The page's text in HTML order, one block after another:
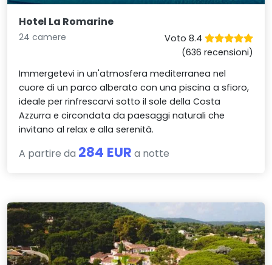
Hotel La Romarine
24 camere
Voto 8.4
(636 recensioni)
Immergetevi in un'atmosfera mediterranea nel
cuore di un parco alberato con una piscina a sfioro,
ideale per rinfrescarvi sotto il sole della Costa
Azzurra e circondata da paesaggi naturali che
invitano al relax e alla serenità.
A partire da 284 EUR a notte